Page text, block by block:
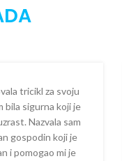
tricikl za svoju
bila sigurna koji je
Nazvala sam
gospodin koji je
i pomogao mi je